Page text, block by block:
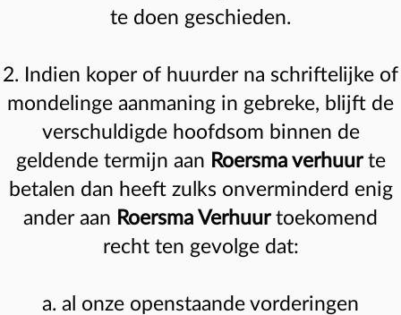
te doen geschieden.
2. Indien koper of huurder na schriftelijke of
mondelinge aanmaning in gebreke, blijft de
verschuldigde hoofdsom binnen de
geldende termijn aan Roersma verhuurte
betalen dan heeft zulks onverminderd enig
ander aan Roersma Verhuurtoekomend
recht ten gevolge dat:
a. al onze openstaande vorderingen